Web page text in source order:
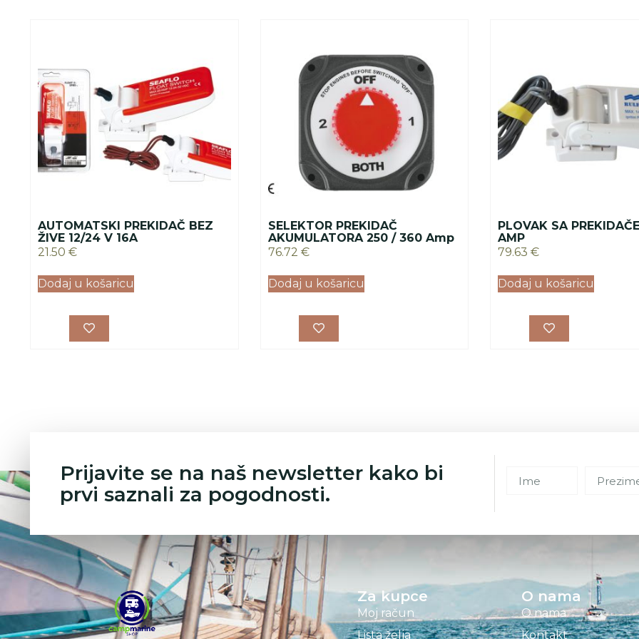
AUTOMATSKI PREKIDAČ BEZ
ŽIVE 12/24 V 16A
21.50 €
Dodaj u košaricu
SELEKTOR PREKIDAČ
AKUMULATORA 250 / 360 Amp
76.72 €
Dodaj u košaricu
PLOVAK SA
AMP
79.63 €
Dodaj u košaricu
Prijavite se na naš newsletter kako bi
prvi saznali za pogodnosti.
Za kupce
Moj račun
Lista želja
O nama
O nama
Kontakt